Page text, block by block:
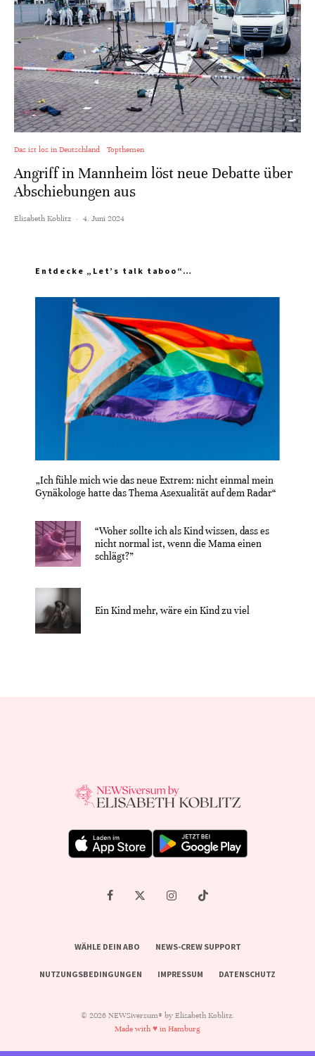
Das ist los in Deutschland Topthemen
Angriff in Mannheim löst neue Debatte über
Abschiebungen aus
Elisabeth Koblitz · 4. Juni 2024
Entdecke „Let’s talk taboo“…
„Ich fühle mich wie das neue Extrem: nicht einmal mein
Gynäkologe hatte das Thema Asexualität auf dem Radar“
“Woher sollte ich als Kind wissen, dass es
nicht normal ist, wenn die Mama einen
schlägt?”
Ein Kind mehr, wäre ein Kind zu viel
WÄHLE DEIN ABO NEWS-CREW SUPPORT
NUTZUNGSBEDINGUNGEN IMPRESSUM DATENSCHUTZ
© 2026 NEWSiversum® by Elisabeth Koblitz.
Made with ♥ in Hamburg